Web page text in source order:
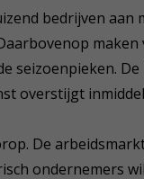
bedrijven aan
seizoenpieken.
overstijgt
De
ondernemers